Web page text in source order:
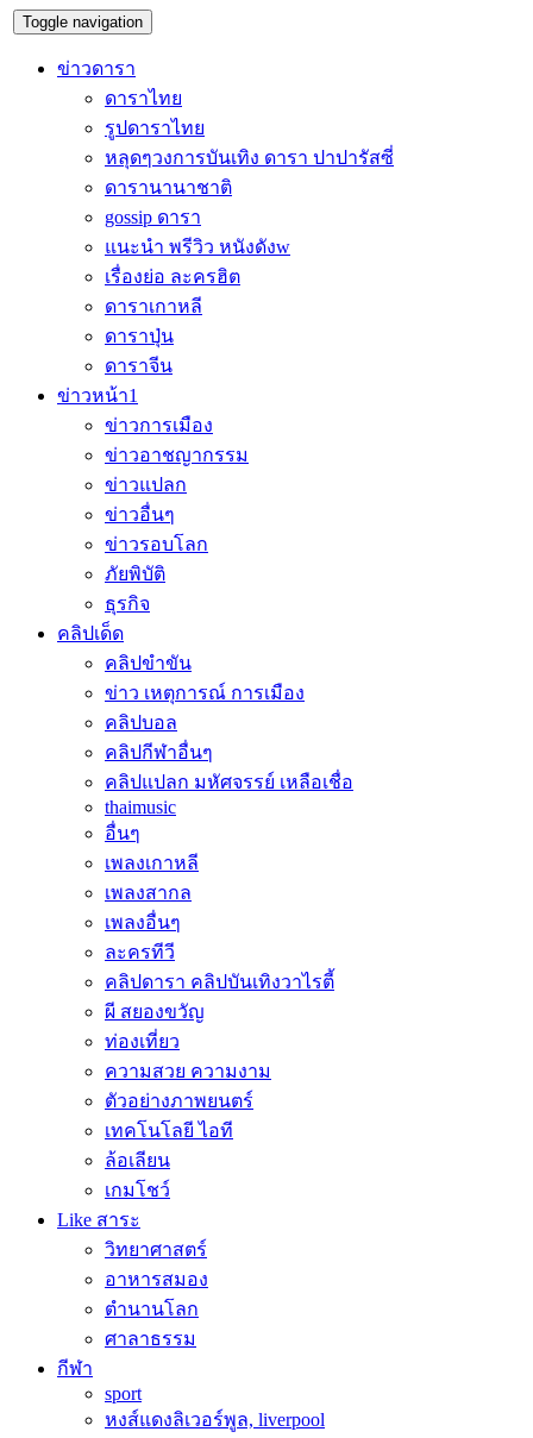
Toggle navigation
ข่าวดารา
ดาราไทย
รูปดาราไทย
หลุดๆวงการบันเทิง ดารา ปาปารัสซี่
ดารานานาชาติ
gossip ดารา
แนะนำ พรีวิว หนังดังw
เรื่องย่อ ละครฮิต
ดาราเกาหลี
ดาราปุ่น
ดาราจีน
ข่าวหน้า1
ข่าวการเมือง
ข่าวอาชญากรรม
ข่าวแปลก
ข่าวอื่นๆ
ข่าวรอบโลก
ภัยพิบัติ
ธุรกิจ
คลิปเด็ด
คลิปขำขัน
ข่าว เหตุการณ์ การเมือง
คลิปบอล
คลิปกีฬาอื่นๆ
คลิปแปลก มหัศจรรย์ เหลือเชื่อ
thaimusic
อื่นๆ
เพลงเกาหลี
เพลงสากล
เพลงอื่นๆ
ละครทีวี
คลิปดารา คลิปบันเทิงวาไรตี้
ผี สยองขวัญ
ท่องเที่ยว
ความสวย ความงาม
ตัวอย่างภาพยนตร์
เทคโนโลยี ไอที
ล้อเลียน
เกมโชว์
Like สาระ
วิทยาศาสตร์
อาหารสมอง
ตำนานโลก
ศาลาธรรม
กีฬา
sport
หงส์แดงลิเวอร์พูล, liverpool